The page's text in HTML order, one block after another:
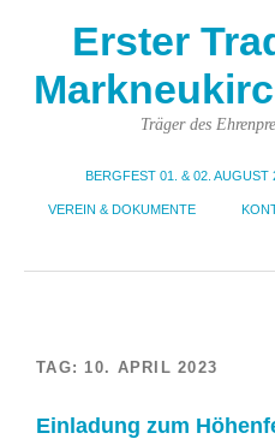
BERGFEST 01. & 02. AUGUST
VEREIN & DOKUMENTE
Erster
Träger des
TAG:10. APRIL 2023
Einladung zum